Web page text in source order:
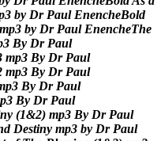
3 by Dr Paul EnencheBold
mp3 by Dr Paul EnencheThe
3 By Dr Paul
mp3 By Dr Paul
mp3 By Dr Paul
p3 By Dr Paul
p3 By Dr Paul
ny (1&2) mp3 By Dr Paul
d Destiny mp3 by Dr Paul